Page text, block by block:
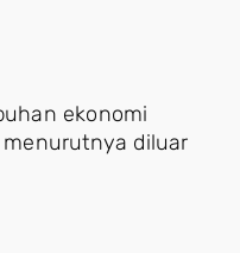
ekonomi
menurutnya diluar